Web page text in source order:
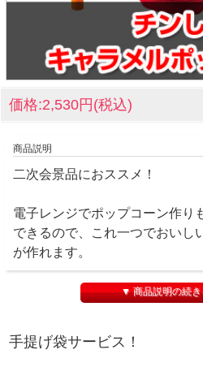
価格:2,530円(税込)
商品説明
二次会景品におススメ！
電子レンジでポップコーン作り
できるので、これ一つでおいし
が作れます。
【商品内容】
▼ 商品説明の続
手提げ袋サービス！